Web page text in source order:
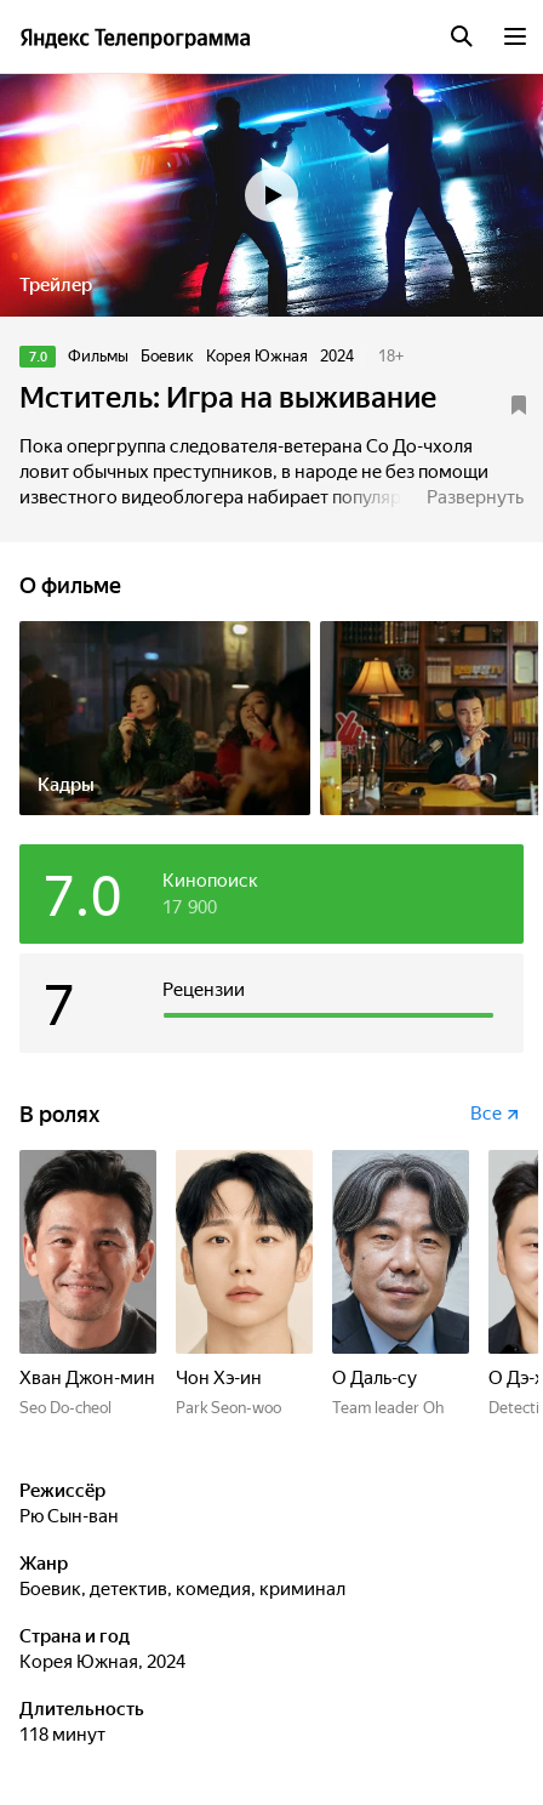
Трейлер
7.0 Фильмы Боевик Корея Южная 2024 18+
Мститель: Игра на выживание
Пока опергруппа следователя-ветерана Со До-чхоля
ловит обычных преступников, в народе не без помощи
известного видеоблогера набирает популярность
правонарушителей их же методами. Когда из тюрьмы
выходит его следующая потенциальная жертва, Со До-
чхоль берёт в команду молодого полицейского, удачно
проявившего себя при конвоировании, и начинает поиски
Хэчи, не подозревая, что тот прячется прямо у него
под носом.
Развернуть
О фильме
Кадры
Кинопоиск
7.0 17 900
Рецензии
7
В ролях Все
Хван Джон-мин
Seo Do-cheol
Чон Хэ-ин
Park Seon-woo
О Даль-су
Team leader Oh
О Дэ-
Режиссёр
Рю Сын-ван
Жанр
боевик, детектив, комедия, криминал
Страна и год
Корея Южная, 2024
Длительность
118 минут